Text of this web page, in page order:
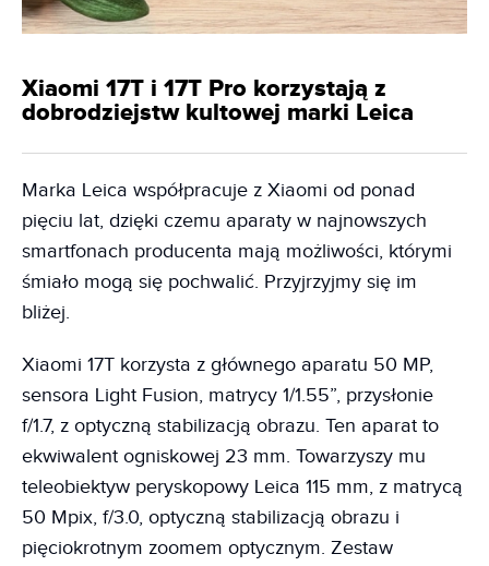
Xiaomi 17T i 17T Pro korzystają z
dobrodziejstw kultowej marki Leica
Marka Leica współpracuje z Xiaomi od ponad
pięciu lat, dzięki czemu aparaty w najnowszych
smartfonach producenta mają możliwości, którymi
śmiało mogą się pochwalić. Przyjrzyjmy się im
bliżej.
Xiaomi 17T korzysta z głównego aparatu 50 MP,
sensora Light Fusion, matrycy 1/1.55”, przysłonie
f/1.7, z optyczną stabilizacją obrazu. Ten aparat to
ekwiwalent ogniskowej 23 mm. Towarzyszy mu
teleobiektyw peryskopowy Leica 115 mm, z matrycą
50 Mpix, f/3.0, optyczną stabilizacją obrazu i
pięciokrotnym zoomem optycznym. Zestaw